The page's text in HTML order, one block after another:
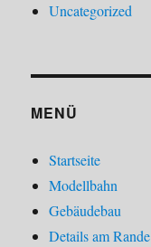
Uncategorized
MENÜ
Startseite
Modellbahn
Gebäudebau
Details am Rande